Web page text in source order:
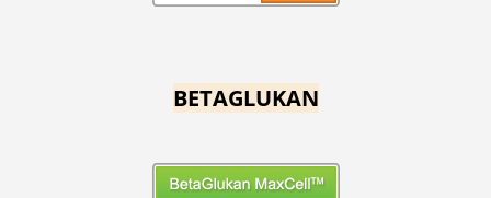
BETAGLUKAN